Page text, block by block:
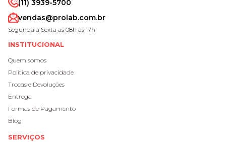
(11) 3939-5700
vendas@prolab.com.br
Segunda à Sexta as 08h às 17h
INSTITUCIONAL
Quem somos
Política de privacidade
Trocas e Devoluções
Entrega
Formas de Pagamento
Blog
SERVIÇOS